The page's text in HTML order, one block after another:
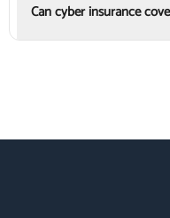
Can cyber insurance